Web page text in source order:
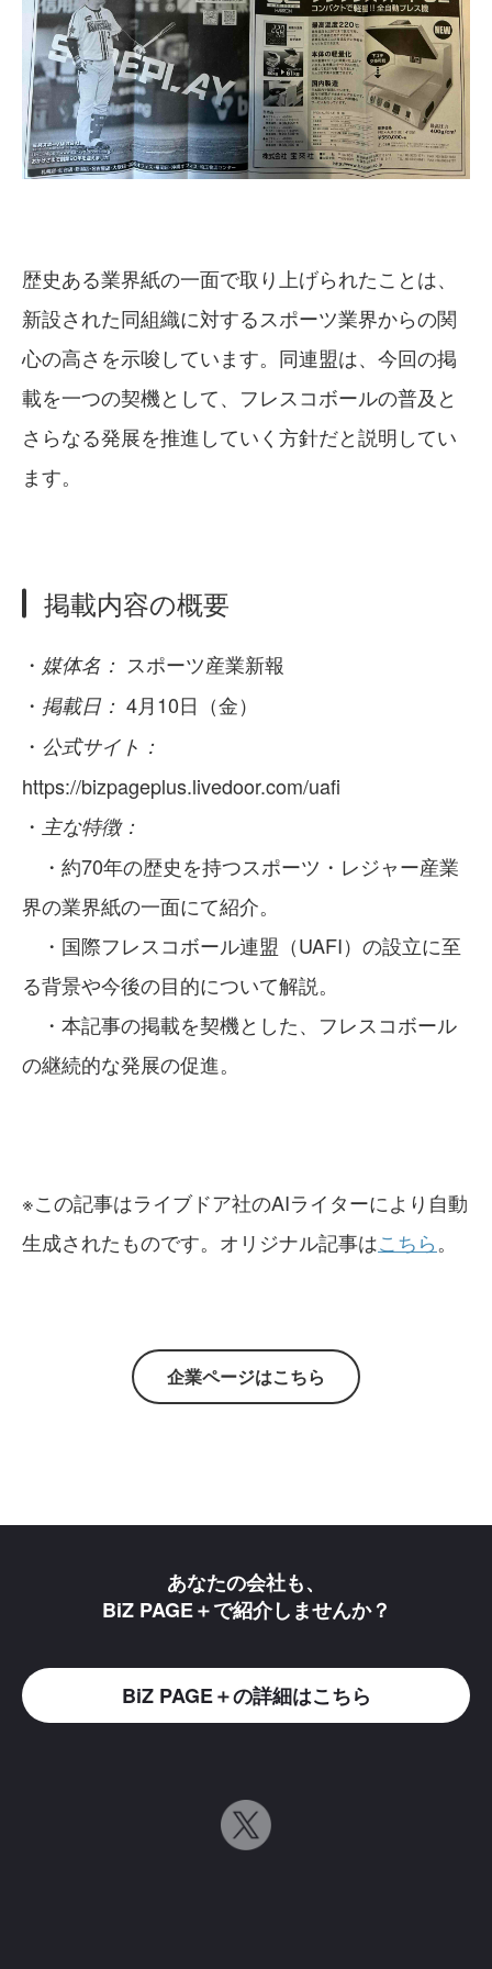
歴史ある業界紙の一面で取り上げられたことは、
新設された同組織に対するスポーツ業界からの関
心の高さを示唆しています。同連盟は、今回の掲
載を一つの契機として、フレスコボールの普及と
さらなる発展を推進していく方針だと説明してい
ます。
掲載内容の概要
・ 媒体名： スポーツ産業新報
・ 掲載日： 4月10日（金）
・ 公式サイト：
https://bizpageplus.livedoor.com/uafi
・ 主な特徴：
・約70年の歴史を持つスポーツ・レジャー産業
界の業界紙の一面にて紹介。
・国際フレスコボール連盟（UAFI）の設立に至
る背景や今後の目的について解説。
・本記事の掲載を契機とした、フレスコボール
の継続的な発展の促進。
※この記事はライブドア社のAIライターにより自動
生成されたものです。オリジナル記事はこちら。
企業ページはこちら
あなたの会社も、
BiZ PAGE＋で紹介しませんか？
BiZ PAGE＋の詳細はこちら